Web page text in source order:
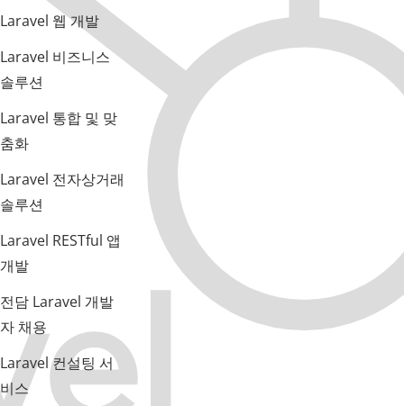
Laravel 웹 개발
Laravel 비즈니스
솔루션
Laravel 통합 및 맞
춤화
Laravel 전자상거래
솔루션
Laravel RESTful 앱
개발
전담 Laravel 개발
자 채용
Laravel 컨설팅 서
비스